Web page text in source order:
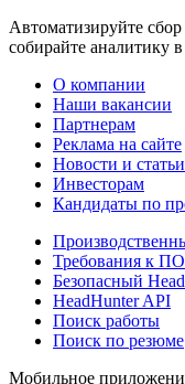
Автоматизируйте
собирайте аналитику
О компании
Наши вакансии
Партнерам
Реклама на сайте
Новости и статьи
Инвесторам
Кандидаты по
Требования к ПО
Безопасный
HeadHunter API
Поиск работы
Поиск по резюме
Мобильное